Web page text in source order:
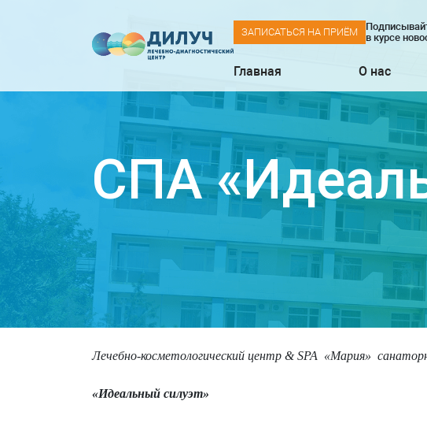
ЗАПИСАТЬСЯ НА ПРИЁМ
в курсе
Главная О нас
СПА
Лечебно-косметологический центр & SPA «Мария»
«Идеальный силуэт»